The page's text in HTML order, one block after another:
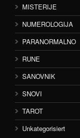
MISTERIJE
NUMEROLOGIJA
PARANORMALNO
RUNE
SANOVNIK
SNOVI
TAROT
Unkategorisiert